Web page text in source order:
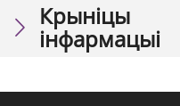
Крыніцы
інфармацыі